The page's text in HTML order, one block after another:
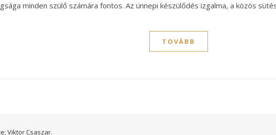
minden szülő számára fontos. Az ünnepi készülődés izgalma, a közös
TOVÁBB
Viktor Csaszar.